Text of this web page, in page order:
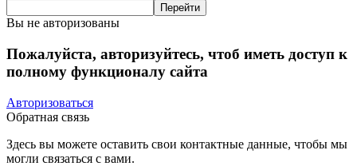
Вы не авторизованы
Пожалуйста, авторизуйтесь, чтоб иметь доступ к
полному функционалу сайта
Авторизоваться
Обратная связь
Здесь вы можете оставить свои контактные данные, чтобы мы
могли связаться с вами.